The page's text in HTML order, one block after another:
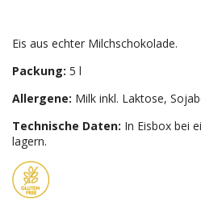
Eis aus echter Milchschokolade.
Packung: 5 l
Allergene: Milk inkl. Laktose,
Technische Daten: In Eisbox bei
lagern.